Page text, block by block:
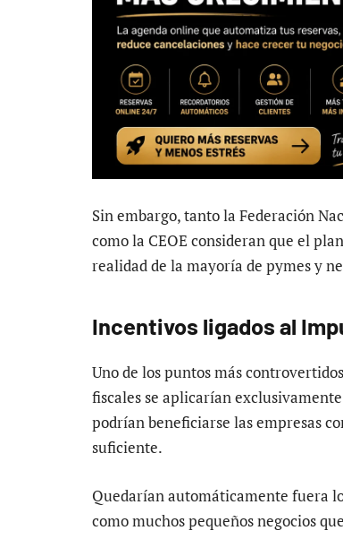
Sin embargo, tanto la Federación
como la CEOE consideran que el
realidad de la mayoría de pymes y
Incentivos ligados al
Uno de los puntos más
fiscales se aplicarían
podrían beneficiarse las empresas
suficiente.
Quedarían automáticamente fuera
como muchos pequeños negocios